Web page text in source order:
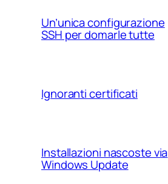
Un’unica configurazione
SSH per domarle tutte
Ignoranti certificati
Installazioni nascoste via
Windows Update